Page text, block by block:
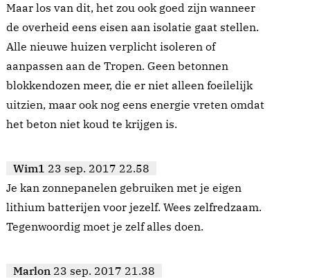
Maar los van dit, het zou ook goed zijn wanneer
de overheid eens eisen aan isolatie gaat stellen.
Alle nieuwe huizen verplicht isoleren of
aanpassen aan de Tropen. Geen betonnen
blokkendozen meer, die er niet alleen foeilelijk
uitzien, maar ook nog eens energie vreten omdat
het beton niet koud te krijgen is.
Wim1 23 sep. 2017 22.58
Je kan zonnepanelen gebruiken met je eigen
lithium batterijen voor jezelf. Wees zelfredzaam.
Tegenwoordig moet je zelf alles doen.
Marlon 23 sep. 2017 21.38